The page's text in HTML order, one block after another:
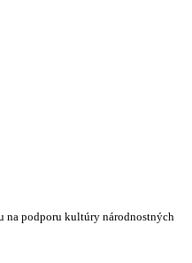
na podporu kultúry národnostných